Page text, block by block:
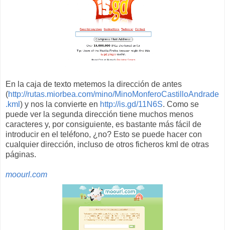
En la caja de texto metemos la dirección de antes
(http://rutas.miorbea.com/mino/MinoMonferoCastilloAndrade
.kml ) y nos la convierte en http://is.gd/11N6S. Como se
puede ver la segunda dirección tiene muchos menos
caracteres y, por consiguiente, es bastante más fácil de
introducir en el teléfono, ¿no? Esto se puede hacer con
cualquier dirección, incluso de otros ficheros kml de otras
páginas.
moourl.com